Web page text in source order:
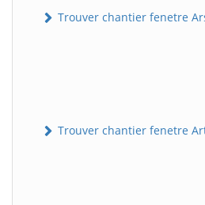
Trouver chantier fenetre
Trouver chantier fenetre